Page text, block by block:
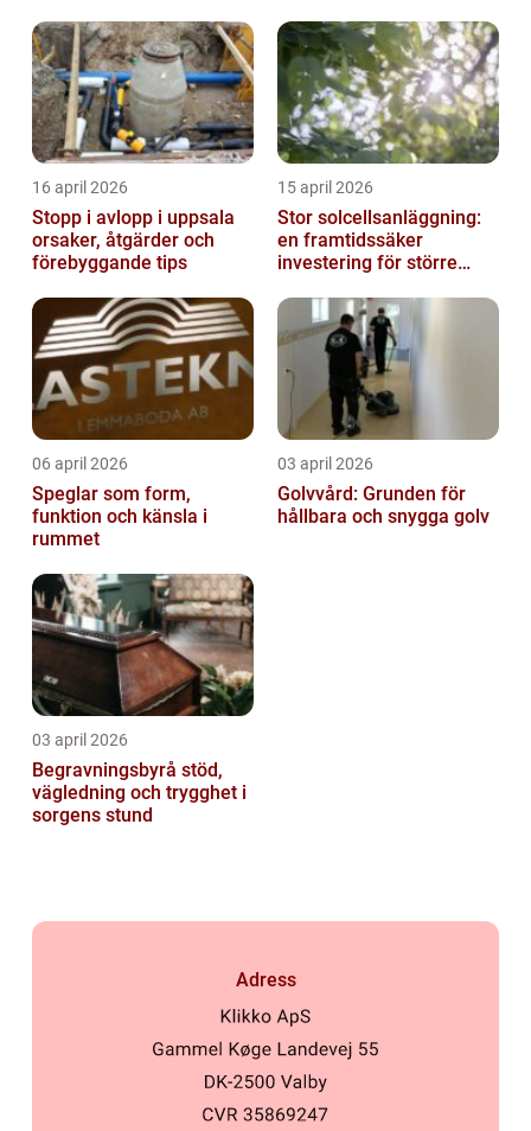
16 april 2026
Stopp i avlopp i uppsala
orsaker, åtgärder och
förebyggande tips
15 april 2026
Stor solcellsanläggning:
en framtidssäker
investering för större
06 april 2026
Speglar som form,
funktion och känsla i
rummet
03 april 2026
Golvvård: Grunden för
hållbara och snygga golv
03 april 2026
Begravningsbyrå stöd,
vägledning och trygghet i
sorgens stund
Adress